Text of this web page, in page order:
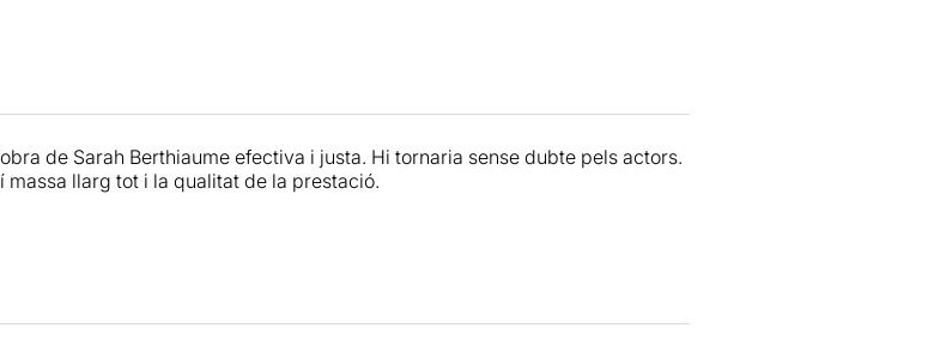
de Sarah Berthiaume efectiva i justa. Hi tornaria sense dubte pels actors.
massa llarg tot i la qualitat de la prestació.